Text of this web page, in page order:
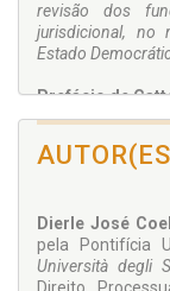
revisão dos
jurisdicional, no
Estado
Prefácio de
Dierle José
pela Pontifícia
Università degli